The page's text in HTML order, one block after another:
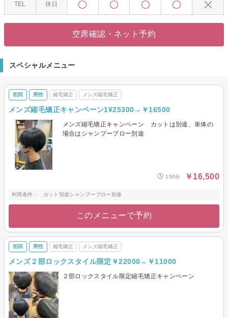
二足制を導入しており、完全マンツーマン対応で最後までスタイリストが仕
【天然由来にこだわりあなたの髪への負担を軽減！】
自社で開発したヘアケア商品をしようし、石油系・油脂が多いケア商材は使
TEL 休日
空席確認・ネット予約
スペシャルメニュー
初回 男性 縮毛矯正 メンズ縮毛矯正
メンズ縮毛矯正キャンペーン1¥25300→￥16500
メンズ縮毛矯正キャンペーン カットは別途、単体の
場合はシャンプーブロー別途
150分 ￥16,500
利用条件： カット別途シャンプーブロー別途
このメニューで予約
初回 男性 縮毛矯正 メンズ縮毛矯正
メンズ２部ロックスタイル限定￥22000→￥11000
２部ロックスタイル限定縮毛矯正キャンペーン